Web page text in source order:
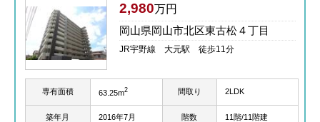
2,980万円
岡山県岡山市北区東古松４丁目
JR宇野線 大元駅 徒歩11分
専有面積 63.25m2 間取り 2LDK
築年月 2016年7月 階数 11階/11階建